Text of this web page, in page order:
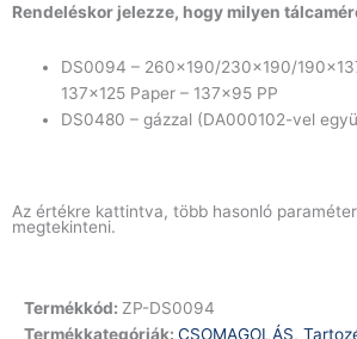
Rendeléskor jelezze, hogy milyen
DS0094 – 260×190/230×190/
137×125 Paper – 137×95 PP
DS0480 – gázzal (DA000102-vel
Az értékre kattintva, több hasonló
megtekinteni.
Termékkód: ZP-DS0094
Termékkategóriák: CSOMAGOLÁS,